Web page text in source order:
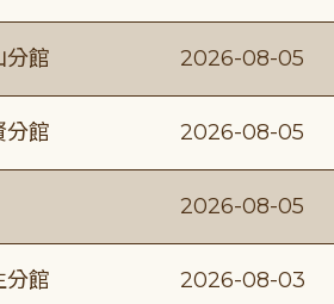
分館 2026-08-05
分館 2026-08-05
2026-08-05
分館 2026-08-03